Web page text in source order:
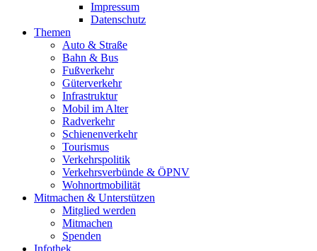
Impressum
Datenschutz
Themen
Auto & Straße
Bahn & Bus
Fußverkehr
Güterverkehr
Infrastruktur
Mobil im Alter
Radverkehr
Schienenverkehr
Tourismus
Verkehrspolitik
Verkehrsverbünde & ÖPNV
Wohnortmobilität
Mitmachen & Unterstützen
Mitglied werden
Mitmachen
Spenden
Infothek